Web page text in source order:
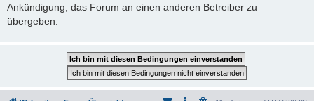
Ankündigung, das Forum an einen anderen Betreiber zu
übergeben.